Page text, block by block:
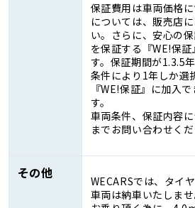
保証費用は車両価格
については、販売店
い。さらに、安心の
を保証する『WE!保
す。保証期間が1.3.5
条件により1年しか選
『WE!保証』に加入
す。
車両条件、保証内容
までお問い合わせくだ
その他
WECARSでは、タイ
車両は納車いたしま